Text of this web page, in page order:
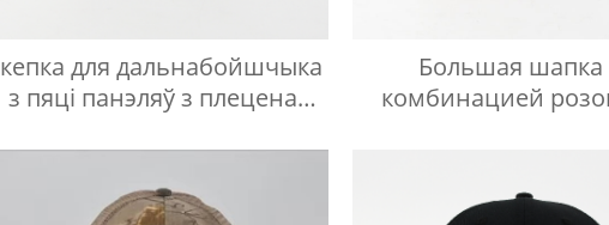
кепка для дальнабойшчыка
з пяці панэляў з плеценай
Большая шапка
комбинацией